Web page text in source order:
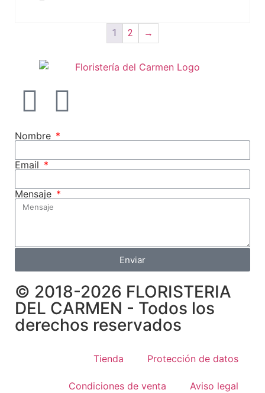
1 2 →
Nombre
Email
Mensaje
Enviar
© 2018-2026 FLORISTERIA
DEL CARMEN - Todos los
derechos reservados
Tienda Protección de datos
Condiciones de venta Aviso legal